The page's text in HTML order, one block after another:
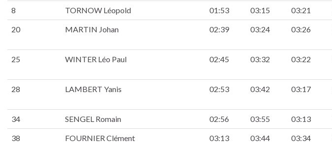
8 TORNOW Léopold 01:53 03:15 03:21
20 MARTIN Johan 02:39 03:24 03:26
25 WINTER Léo Paul 02:45 03:32 03:22
28 LAMBERT Yanis 02:53 03:42 03:17
34 SENGEL Romain 02:56 03:55 03:13
38 FOURNIER Clément 03:13 03:44 03:34